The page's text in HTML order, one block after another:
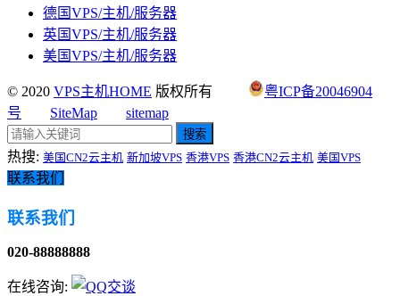
德国VPS/主机/服务器
英国VPS/主机/服务器
美国VPS/主机/服务器
© 2020 VPS主机HOME 版权所有
粤ICP备20046904
号
SiteMap sitemap
搜索
热搜: 美国CN2云主机 新加坡VPS 香港VPS 香港CN2云主机 美国VPS
联系我们
联系我们
020-88888888
在线咨询: